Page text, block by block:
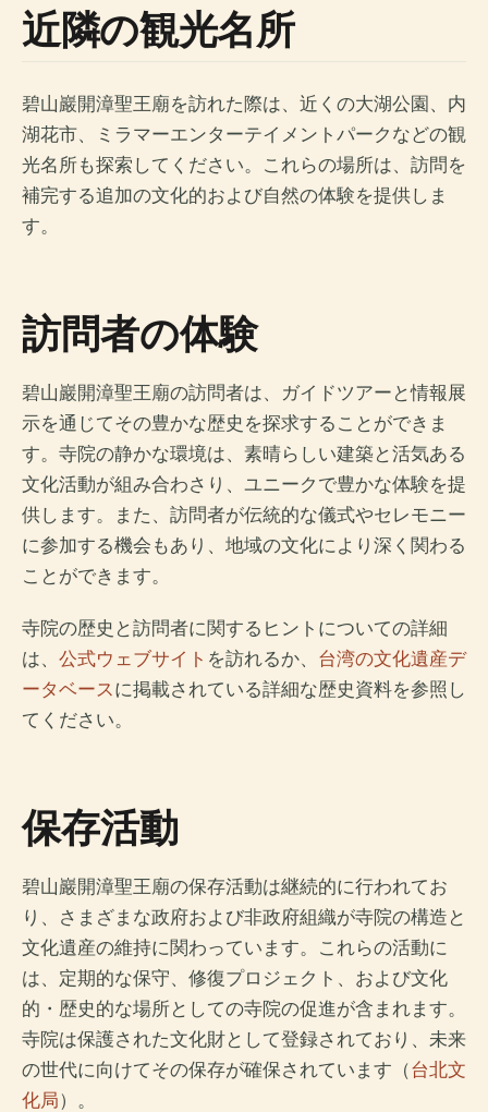
近隣の観光名所
碧山巖開漳聖王廟を訪れた際は、近くの大湖公園、内
湖花市、ミラマーエンターテイメントパークなどの観
光名所も探索してください。これらの場所は、訪問を
補完する追加の文化的および自然の体験を提供しま
す。
訪問者の体験
碧山巖開漳聖王廟の訪問者は、ガイドツアーと情報展
示を通じてその豊かな歴史を探求することができま
す。寺院の静かな環境は、素晴らしい建築と活気ある
文化活動が組み合わさり、ユニークで豊かな体験を提
供します。また、訪問者が伝統的な儀式やセレモニー
に参加する機会もあり、地域の文化により深く関わる
ことができます。
寺院の歴史と訪問者に関するヒントについての詳細
は、 公式ウェブサイト を訪れるか、 台湾の文化遺産デ
ータベース に掲載されている詳細な歴史資料を参照し
てください。
保存活動
碧山巖開漳聖王廟の保存活動は継続的に行われてお
り、さまざまな政府および非政府組織が寺院の構造と
文化遺産の維持に関わっています。これらの活動に
は、定期的な保守、修復プロジェクト、および文化
的・歴史的な場所としての寺院の促進が含まれます。
寺院は保護された文化財として登録されており、未来
の世代に向けてその保存が確保されています（台北文
化局）。